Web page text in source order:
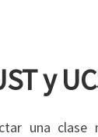
y
una clase